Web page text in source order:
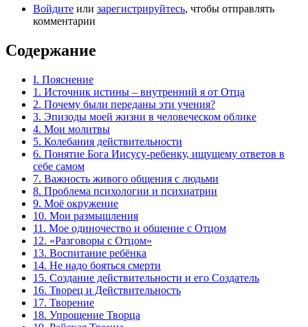
Войдите или зарегистрируйтесь, чтобы отправлять
комментарии
Содержание
I. Пояснение
1. Источник истины – внутренний я от Отца
2. Почему были переданы эти учения?
3. Эпизоды моей жизни в человеческом облике
4. Мои молитвы
5. Колебания действительности
6. Понятие Бога Иисусу-ребенку, ищущему ответов в
себе самом
7. Важность живого общения с людьми
8. Проблема психологии и психиатрии
9. Моё окружение
10. Мои размышления
11. Мое одиночество и общение с Отцом
12. «Разговоры с Отцом»
13. Воспитание ребёнка
14. Не надо бояться смерти
15. Создание действительности и его Создатель
16. Творец и Действительность
17. Творение
18. Упрощение Творца